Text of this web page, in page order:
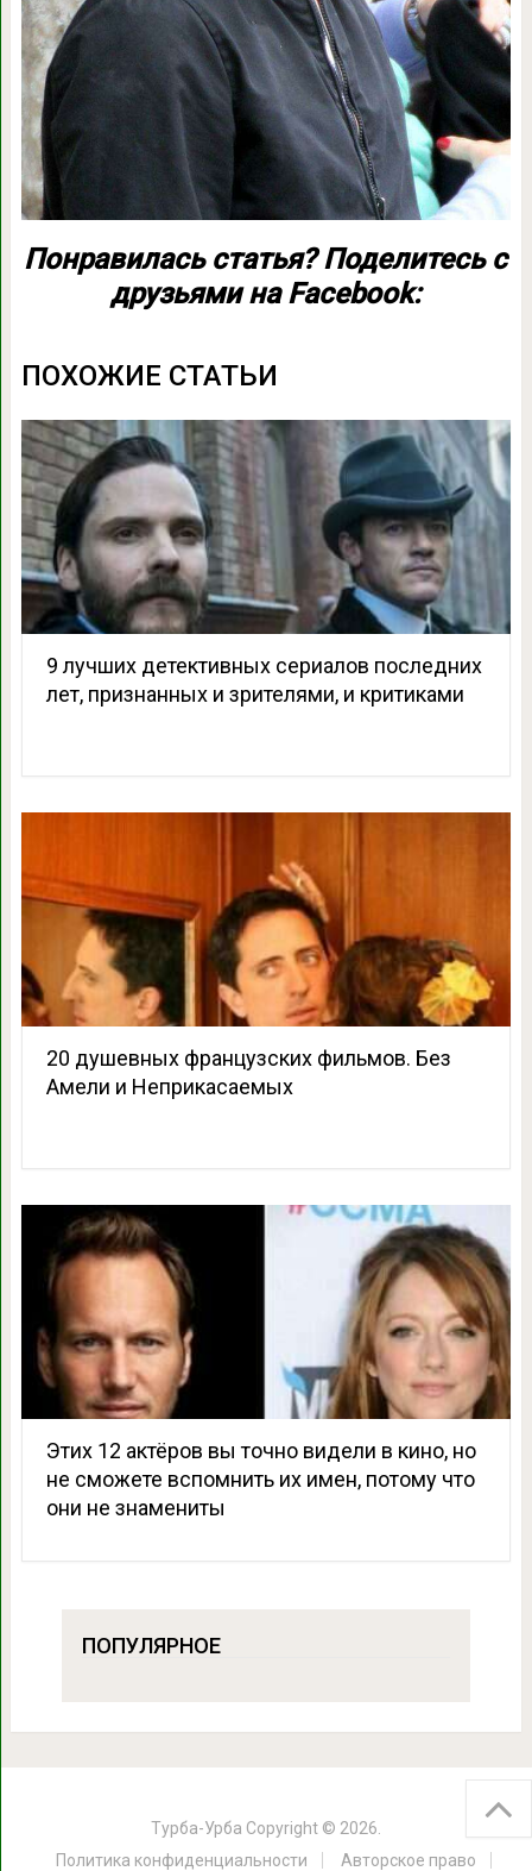
Понравилась статья? Поделитесь с
друзьями на Facebook:
ПОХОЖИЕ СТАТЬИ
9 лучших детективных сериалов последних
лет, признанных и зрителями, и критиками
20 душевных французских фильмов. Без
Амели и Неприкасаемых
Этих 12 актёров вы точно видели в кино, но
не сможете вспомнить их имен, потому что
они не знамениты
ПОПУЛЯРНОЕ
Турба-Урба Copyright © 2026.
Политика конфиденциальности
Авторское право